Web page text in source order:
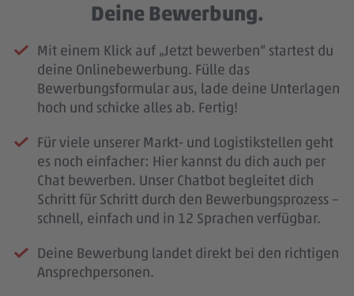
Deine Bewerbung.
Mit einem Klick auf „Jetzt bewerben“ startest du
deine Onlinebewerbung. Fülle das
Bewerbungsformular aus, lade deine Unterlagen
hoch und schicke alles ab. Fertig!
Für viele unserer Markt- und Logistikstellen geht
es noch einfacher: Hier kannst du dich auch per
Chat bewerben. Unser Chatbot begleitet dich
Schritt für Schritt durch den Bewerbungsprozess –
schnell, einfach und in 12 Sprachen verfügbar.
Deine Bewerbung landet direkt bei den richtigen
Ansprechpersonen.